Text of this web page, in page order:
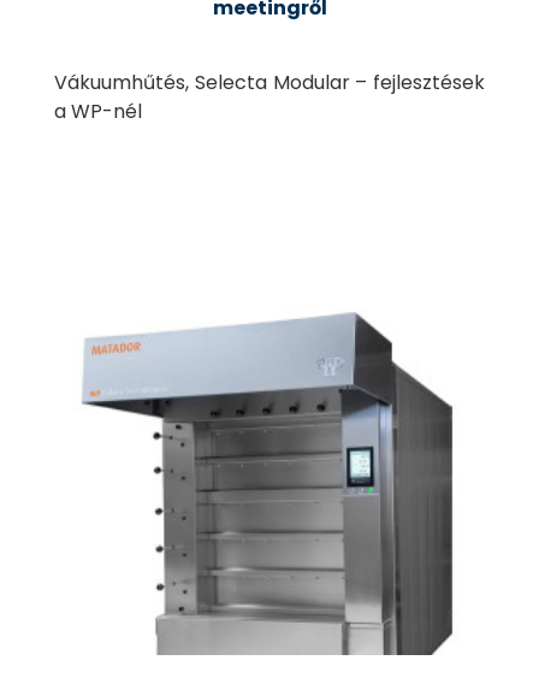
meetingről
Vákuumhűtés, Selecta Modular – fejlesztések
a WP-nél